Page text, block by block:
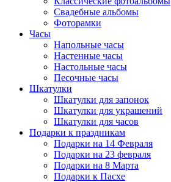
Свадебные альбомы
Фоторамки
Часы
Напольные часы
Настенные часы
Настольные часы
Песочные часы
Шкатулки
Шкатулки для запонок
Шкатулки для украшений
Шкатулки для часов
Подарки к праздникам
Подарки на 14 Февраля
Подарки на 23 февраля
Подарки на 8 Марта
Подарки к Пасхе